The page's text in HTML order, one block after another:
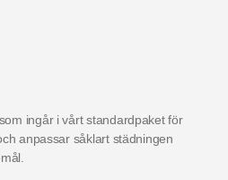
ingår i vårt standardpaket för
anpassar såklart städningen